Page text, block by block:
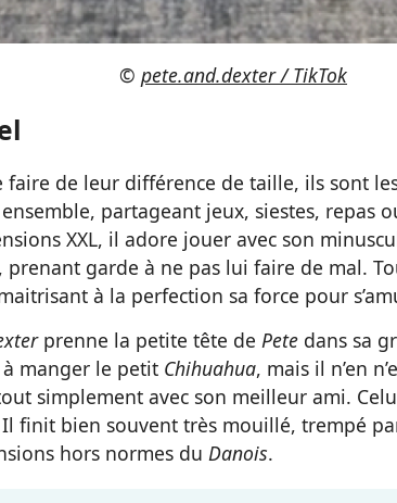
© pete.and.dexter / TikTok
faire de leur différence de taille, ils sont
partageant jeux, siestes, repas
XXL, il adore jouer avec son
garde à ne pas lui faire de mal.
à la perfection sa force pour
prenne la petite tête de Pete dans sa
à manger le petit Chihuahua, mais il n’en
simplement avec son meilleur ami.
finit bien souvent très mouillé, trempé
hors normes du Danois.